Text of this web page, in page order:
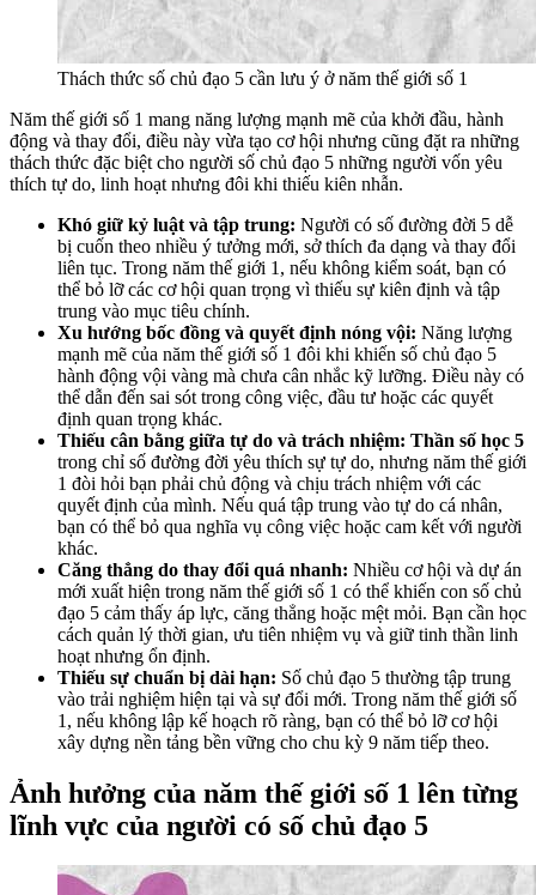
Thách thức số chủ đạo 5 cần lưu ý ở năm thế giới số 1
Năm thế giới số 1 mang năng lượng mạnh mẽ của khởi đầu, hành
động và thay đổi, điều này vừa tạo cơ hội nhưng cũng đặt ra những
thách thức đặc biệt cho người số chủ đạo 5 những người vốn yêu
thích tự do, linh hoạt nhưng đôi khi thiếu kiên nhẫn.
Khó giữ kỷ luật và tập trung: Người có số đường đời 5 dễ
bị cuốn theo nhiều ý tưởng mới, sở thích đa dạng và thay đổi
liên tục. Trong năm thế giới 1, nếu không kiểm soát, bạn có
thể bỏ lỡ các cơ hội quan trọng vì thiếu sự kiên định và tập
trung vào mục tiêu chính.
Xu hướng bốc đồng và quyết định nóng vội: Năng lượng
mạnh mẽ của năm thế giới số 1 đôi khi khiến số chủ đạo 5
hành động vội vàng mà chưa cân nhắc kỹ lưỡng. Điều này có
thể dẫn đến sai sót trong công việc, đầu tư hoặc các quyết
định quan trọng khác.
Thiếu cân bằng giữa tự do và trách nhiệm: Thần số học 5
trong chỉ số đường đời yêu thích sự tự do, nhưng năm thế giới
1 đòi hỏi bạn phải chủ động và chịu trách nhiệm với các
quyết định của mình. Nếu quá tập trung vào tự do cá nhân,
bạn có thể bỏ qua nghĩa vụ công việc hoặc cam kết với người
khác.
Căng thẳng do thay đổi quá nhanh: Nhiều cơ hội và dự án
mới xuất hiện trong năm thế giới số 1 có thể khiến con số chủ
đạo 5 cảm thấy áp lực, căng thẳng hoặc mệt mỏi. Bạn cần học
cách quản lý thời gian, ưu tiên nhiệm vụ và giữ tinh thần linh
hoạt nhưng ổn định.
Thiếu sự chuẩn bị dài hạn: Số chủ đạo 5 thường tập trung
vào trải nghiệm hiện tại và sự đổi mới. Trong năm thế giới số
1, nếu không lập kế hoạch rõ ràng, bạn có thể bỏ lỡ cơ hội
xây dựng nền tảng bền vững cho chu kỳ 9 năm tiếp theo.
Ảnh hưởng của năm thế giới số 1 lên từng
lĩnh vực của người có số chủ đạo 5